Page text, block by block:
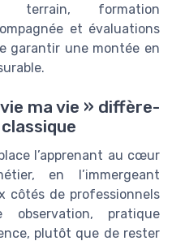
terrain, formation
et évaluations
garantir une montée en
ma vie » diffère-
l’apprenant au cœur
en l’immergeant
côtés de professionnels
observation, pratique
plutôt que de rester